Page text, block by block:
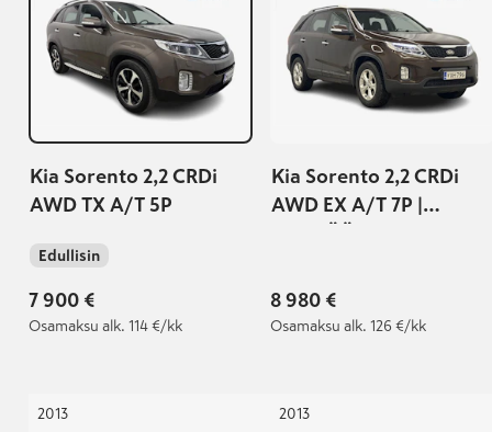
Kia Sorento 2,2 CRDi
AWD TX A/T 5P
Edullisin
7 900 €
Osamaksu alk. 114 €/kk
2013
Kia Sorento 2,2 CRDi
AWD EX A/T 7P |
8 980 €
Osamaksu alk. 126 €/kk
2013